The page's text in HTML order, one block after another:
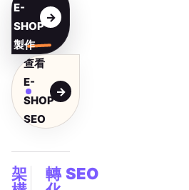
E-
SHOP
製作
查看
E-
SHOP
SEO
架
轉 SEO